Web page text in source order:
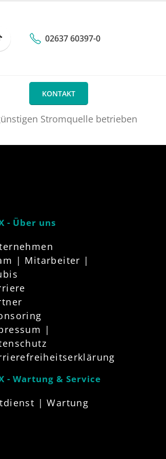
02637 60397-0
KONTAKT
Stromquelle betrieben
- Über uns
| Mitarbeiter |
|
- Wartung & Service
| Wartung